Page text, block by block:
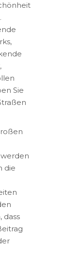
Sie
die
dass